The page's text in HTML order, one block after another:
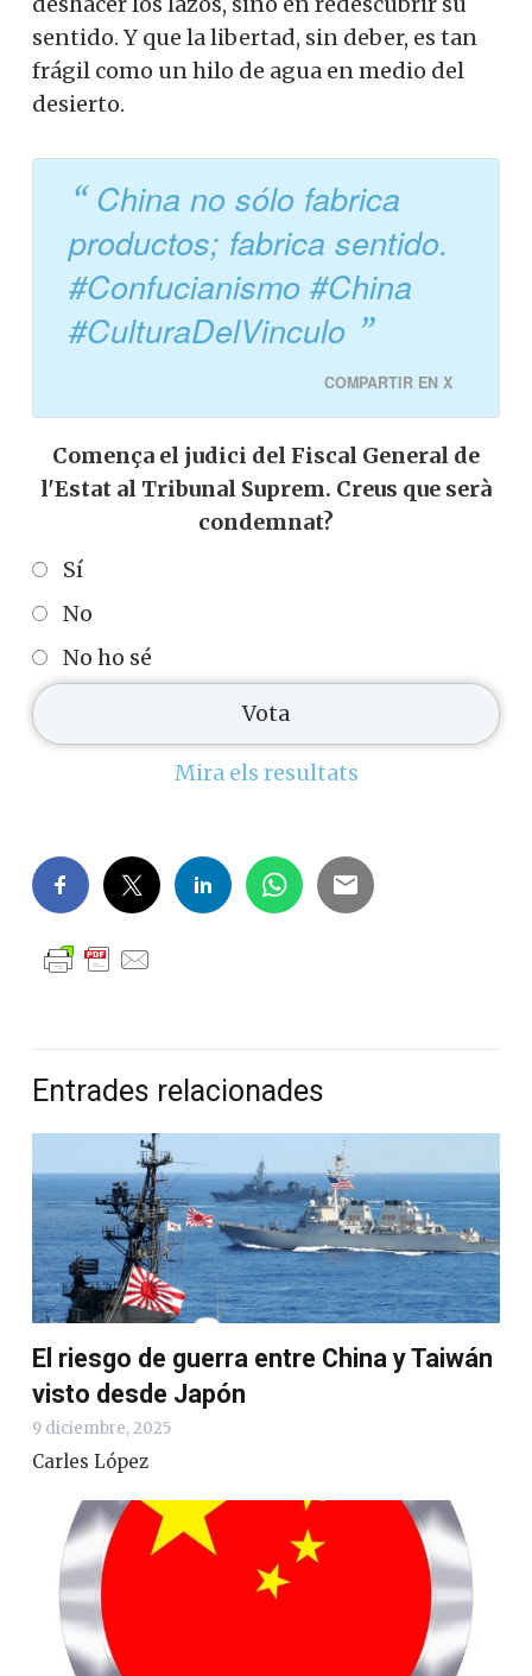
sentido. Y que la libertad, sin deber, es tan
frágil como un hilo de agua en medio del
desierto.
China no sólo fabrica
productos; fabrica sentido.
#Confucianismo #China
#CulturaDelVinculo
COMPARTIR EN X
Comença el judici del Fiscal General de
l'Estat al Tribunal Suprem. Creus que serà
condemnat?
Sí
No
No ho sé
Mira els resultats
Entrades relacionades
El riesgo de guerra entre China y Taiwán
visto desde Japón
9 diciembre, 2025
Carles López